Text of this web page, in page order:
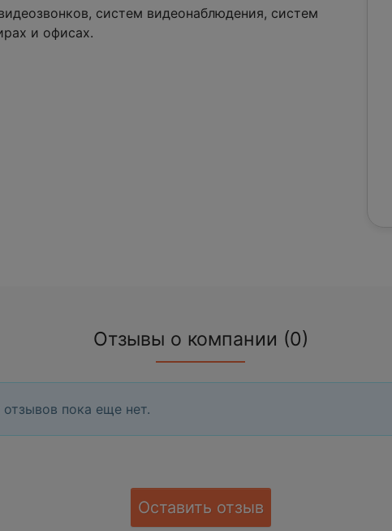
систем видеонаблюдения, систем
и офисах.
Отзывы о компании (0)
пока еще нет.
Оставить отзыв